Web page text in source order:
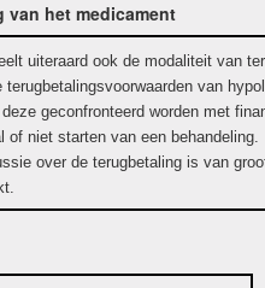
het medicament
uiteraard ook de modaliteit van
van
geconfronteerd worden met
of niet starten van een
over de terugbetaling is van